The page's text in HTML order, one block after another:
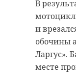
В
и
обочины
Ларгус».
месте